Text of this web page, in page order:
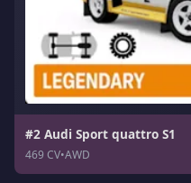
#2 Audi Sport quattro S1
469 CV•AWD